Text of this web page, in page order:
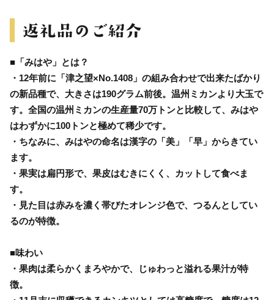
■「みはや」とは？
・12年前に「津之望×No.1408」の組み合わせで出来たばかり
の新品種で、大きさは190グラム前後。温州ミカンより大玉で
す。全国の温州ミカンの生産量70万トンと比較して、みはや
はわずかに100トンと極めて稀少です。
・ちなみに、みはやの命名は漢字の「美」「早」からきてい
ます。
・果実は扁円形で、果皮はむきにくく、カットして食べま
す。
・見た目は赤みを濃く帯びたオレンジ色で、つるんとしてい
るのが特徴。
■味わい
・果肉は柔らかくまろやかで、じゅわっと溢れる果汁が特
徴。